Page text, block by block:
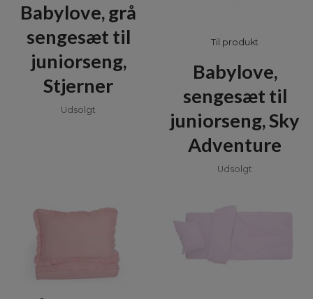
Babylove, grå
sengesæt til
juniorseng,
Stjerner
Udsolgt
Til produkt
Babylove,
sengesæt til
juniorseng, Sky
Adventure
Udsolgt